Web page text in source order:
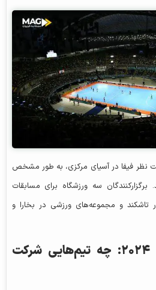
نظر فیفا در آسیای مرکزی، به طور مشخص
سه ورزشگاه برای مسابقات
و مجموعه‌های ورزشی در بخارا و
جام جهانی فوتسال ۲۰۲۴: چه تیم‌هایی شرکت